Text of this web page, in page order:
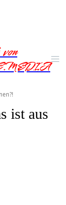
ist aus